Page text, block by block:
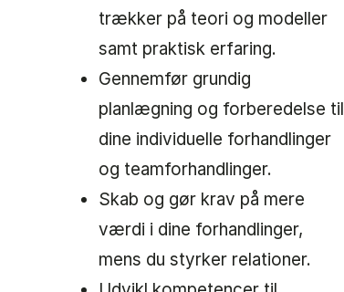
trækker på teori og modeller
samt praktisk erfaring.
Gennemfør grundig
planlægning og forberedelse til
dine individuelle forhandlinger
og teamforhandlinger.
Skab og gør krav på mere
værdi i dine forhandlinger,
mens du styrker relationer.